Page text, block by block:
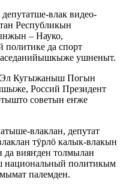
влак видео-
Республикын
– Науко,
политике да спорт
ушненыт.
Кугыжаныш Погын
Россий Президент
советын еҥже
влаклан, депутат
тӱрлӧ калык-влакын
вияҥден толмылан
национальный политикым
палемден.